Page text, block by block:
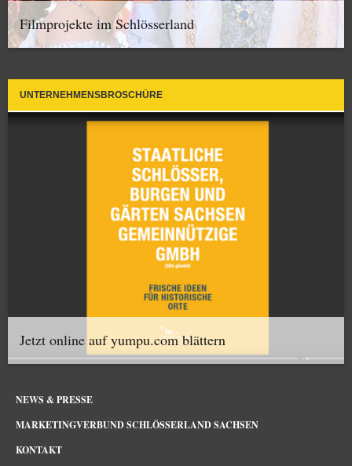
Filmprojekte im Schlösserland
UNTERNEHMENSBROSCHÜRE
Jetzt online auf yumpu.com blättern
NEWS & PRESSE
MARKETINGVERBUND SCHLÖSSERLAND SACHSEN
KONTAKT